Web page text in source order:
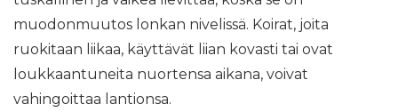
muodonmuutos lonkan nivelissä. Koirat, joita
ruokitaan liikaa, käyttävät liian kovasti tai ovat
loukkaantuneita nuortensa aikana, voivat
vahingoittaa lantionsa.